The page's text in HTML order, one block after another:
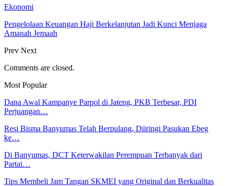
Ekonomi
Pengelolaan Keuangan Haji Berkelanjutan Jadi Kunci Menjaga
Amanah Jemaah
Prev Next
Comments are closed.
Most Popular
Dana Awal Kampanye Parpol di Jateng, PKB Terbesar, PDI
Perjuangan…
Resi Bisma Banyumas Telah Berpulang, Diiringi Pasukan Ebeg
ke…
Di Banyumas, DCT Keterwakilan Perempuan Terbanyak dari
Partai…
Tips Membeli Jam Tangan SKMEI yang Original dan Berkualitas